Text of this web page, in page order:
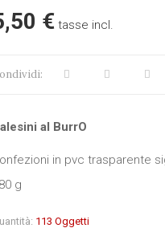
€ tasse incl.
al BurrO
in pvc trasparente
g
113 Oggetti